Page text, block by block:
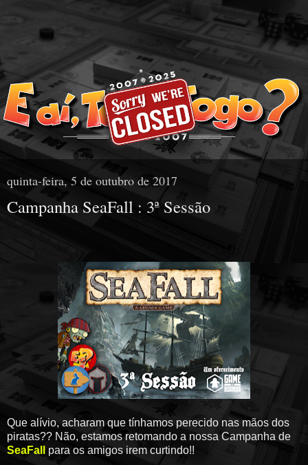
quinta-feira, 5 de outubro de 2017
Campanha SeaFall : 3ª Sessão
Que alívio, acharam que tínhamos perecido nas mãos dos
piratas?? Não, estamos retomando a nossa Campanha de
SeaFall
para os amigos irem curtindo!!